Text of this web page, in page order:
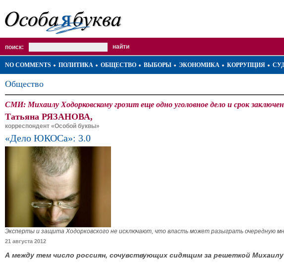
поиск:
NO COMMENTS ПОЛИТИКА ОБЩЕСТВО ВЫБОРЫ ЭКОНОМИКА КОРРУПЦИЯ
Общество
СМИ: Михаилу Ходорковскому грозит еще одно уголовное дело и срок
Татьяна РЯЗАНОВА,
корреспондент «Особой буквы»
«Дело ЮКОСа»: 3.0
Эксперты и защита Ходорковского не исключают, что власть может разыграть очередную
21 августа 2012
А между тем число россиян, сочувствующих сидящим за решеткой